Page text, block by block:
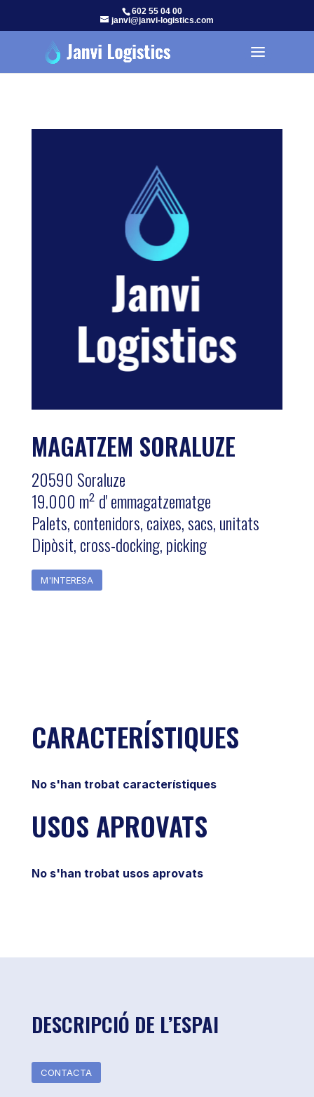
602 55 04 00
janvi@janvi-logistics.com
MAGATZEM SORALUZE
20590 Soraluze
19.000 m² d' emmagatzematge
Palets, contenidors, caixes, sacs, unitats
Dipòsit, cross-docking, picking
M'INTERESA
CARACTERÍSTIQUES
No s'han trobat característiques
USOS APROVATS
No s'han trobat usos aprovats
DESCRIPCIÓ DE L’ESPAI
CONTACTA